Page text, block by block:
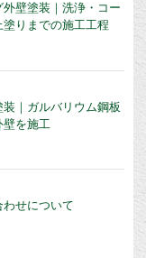
壁塗装｜洗浄・コー
りまでの施工工程
｜ガルバリウム鋼板
壁を施工
せについて